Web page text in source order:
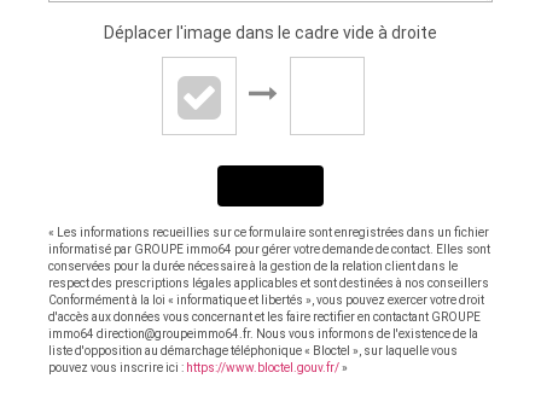
Déplacer l'image dans le cadre vide à droite
« Les informations recueillies sur ce formulaire sont enregistrées dans un fichier
informatisé par GROUPE immo64 pour gérer votre demande de contact. Elles sont
conservées pour la durée nécessaire à la gestion de la relation client dans le
respect des prescriptions légales applicables et sont destinées à nos conseillers
Conformément à la loi « informatique et libertés », vous pouvez exercer votre droit
d'accès aux données vous concernant et les faire rectifier en contactant GROUPE
immo64 direction@groupeimmo64.fr. Nous vous informons de l'existence de la
liste d'opposition au démarchage téléphonique « Bloctel », sur laquelle vous
pouvez vous inscrire ici : https://www.bloctel.gouv.fr/»